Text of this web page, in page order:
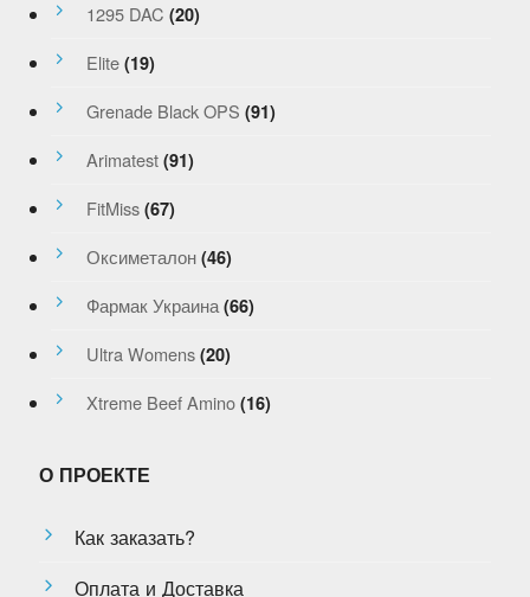
1295 DAC (20)
Elite (19)
Grenade Black OPS (91)
Arimatest (91)
FitMiss (67)
Оксиметалон (46)
Фармак Украина (66)
Ultra Womens (20)
Xtreme Beef Amino (16)
О ПРОЕКТЕ
Как заказать?
Оплата и Доставка